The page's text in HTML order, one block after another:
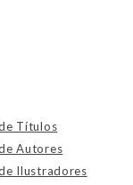
Títulos
Autores
Ilustradores